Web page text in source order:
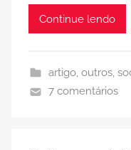
Continue lendo
artigo, outros,
7 comentários